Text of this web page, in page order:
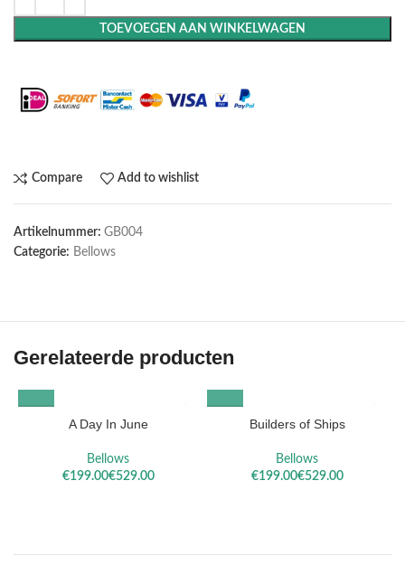
TOEVOEGEN AAN WINKELWAGEN
Compare Add to wishlist
Artikelnummer: GB004
Categorie: Bellows
Gerelateerde producten
A Day In June
Bellows
€
€
Builders of Ships
Bellows
€
€